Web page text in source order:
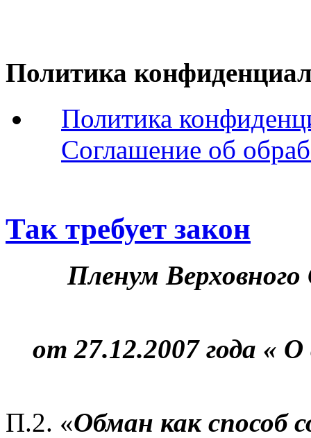
Политика
Политика
Соглашение об
Так требует закон
Пленум
от 27.12.2007 года « О
П.2. «Обман как способ